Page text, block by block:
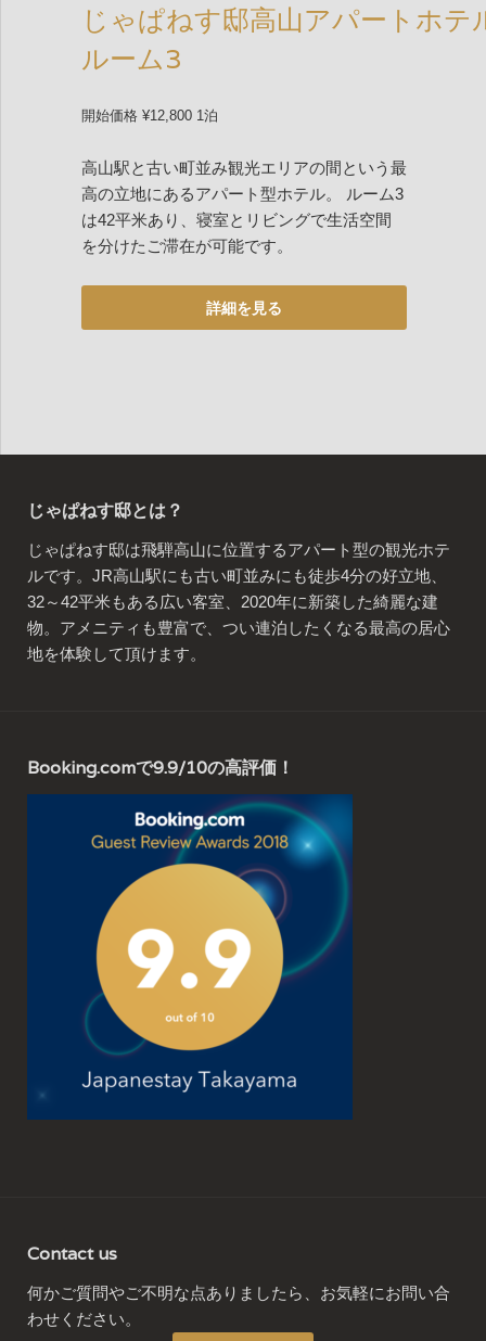
じゃぱねす邸高山アパートホテ
ルーム3
開始価格 ¥12,800 1泊
高山駅と古い町並み観光エリアの間という最
高の立地にあるアパート型ホテル。 ルーム3
は42平米あり、寝室とリビングで生活空間
を分けたご滞在が可能です。
じゃぱねす邸とは？
じゃぱねす邸は飛騨高山に位置するアパート型の観光ホテ
ルです。JR高山駅にも古い町並みにも徒歩4分の好立地、
32～42平米もある広い客室、2020年に新築した綺麗な建
物。アメニティも豊富で、つい連泊したくなる最高の居心
地を体験して頂けます。
Booking.comで9.9/10の高評価！
Contact us
何かご質問やご不明な点ありましたら、お気軽にお問い合
わせください。